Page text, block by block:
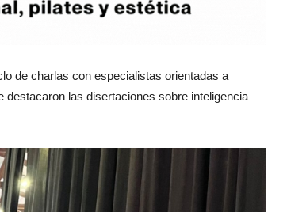
de charlas con especialistas orientadas a
las disertaciones sobre inteligencia